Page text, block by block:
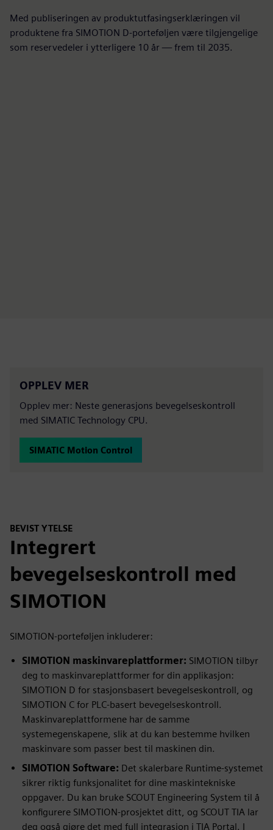
Med publiseringen av produktutfasingserklæringen vil
produktene fra SIMOTION D-porteføljen være tilgjengelige
som reservedeler i ytterligere 10 år — frem til 2035.
OPPLEV MER
Opplev mer: Neste generasjons bevegelseskontroll
med SIMATIC Technology CPU.
SIMATIC Motion Control
BEVIST YTELSE
Integrert
bevegelseskontroll med
SIMOTION
SIMOTION-porteføljen inkluderer:
SIMOTION maskinvareplattformer: SIMOTION tilbyr
deg to maskinvareplattformer for din applikasjon:
SIMOTION D for stasjonsbasert bevegelseskontroll, og
SIMOTION C for PLC-basert bevegelseskontroll.
Maskinvareplattformene har de samme
systemegenskapene, slik at du kan bestemme hvilken
maskinvare som passer best til maskinen din.
SIMOTION Software: Det skalerbare Runtime-systemet
sikrer riktig funksjonalitet for dine maskintekniske
oppgaver. Du kan bruke SCOUT Engineering System til å
konfigurere SIMOTION-prosjektet ditt, og SCOUT TIA lar
deg også gjøre det med full integrasjon i TIA Portal. I